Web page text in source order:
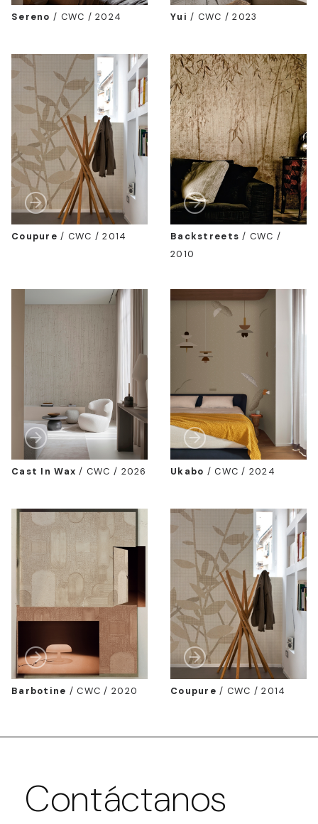
Sereno / CWC / 2024 Yui / CWC / 2023
Coupure / CWC / 2014 Backstreets / CWC /
2010
Cast In Wax / CWC / 2026 Ukabo /CWC / 2024
Barbotine /CWC / 2020 Coupure / CWC / 2014
Contáctanos